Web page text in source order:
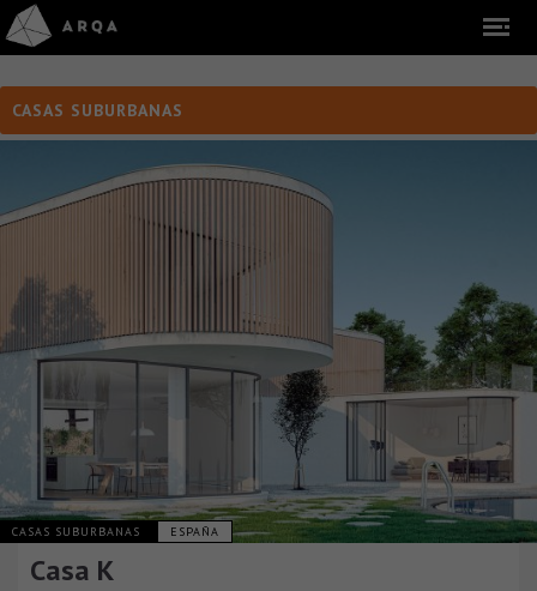
CASAS SUBURBANAS
CASAS SUBURBANAS ESPAÑA
Casa K